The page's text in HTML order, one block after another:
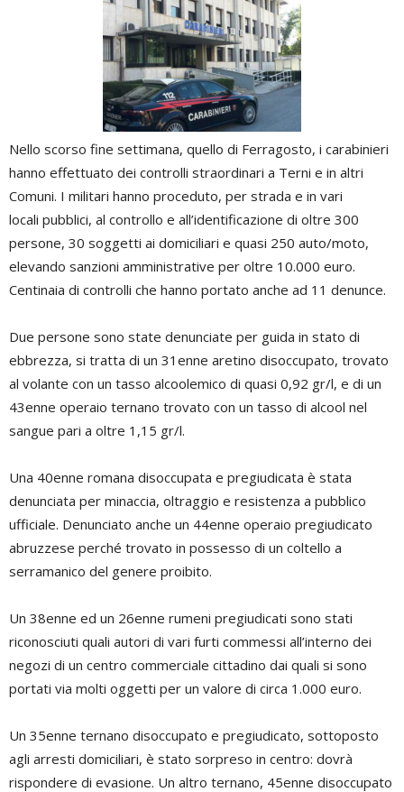
Nello scorso fine settimana, quello di Ferragosto, i carabinieri
hanno effettuato dei controlli straordinari a Terni e in altri
Comuni. I militari hanno proceduto, per strada e in vari
locali pubblici, al controllo e all’identificazione di oltre 300
persone, 30 soggetti ai domiciliari e quasi 250 auto/moto,
elevando sanzioni amministrative per oltre 10.000 euro.
Centinaia di controlli che hanno portato anche ad 11 denunce.
Due persone sono state denunciate per guida in stato di
ebbrezza, si tratta di un 31enne aretino disoccupato, trovato
al volante con un tasso alcoolemico di quasi 0,92 gr/l, e di un
43enne operaio ternano trovato con un tasso di alcool nel
sangue pari a oltre 1,15 gr/l.
Una 40enne romana disoccupata e pregiudicata è stata
denunciata per minaccia, oltraggio e resistenza a pubblico
ufficiale. Denunciato anche un 44enne operaio pregiudicato
abruzzese perché trovato in possesso di un coltello a
serramanico del genere proibito.
Un 38enne ed un 26enne rumeni pregiudicati sono stati
riconosciuti quali autori di vari furti commessi all’interno dei
negozi di un centro commerciale cittadino dai quali si sono
portati via molti oggetti per un valore di circa 1.000 euro.
Un 35enne ternano disoccupato e pregiudicato, sottoposto
agli arresti domiciliari, è stato sorpreso in centro: dovrà
rispondere di evasione. Un altro ternano, 45enne disoccupato